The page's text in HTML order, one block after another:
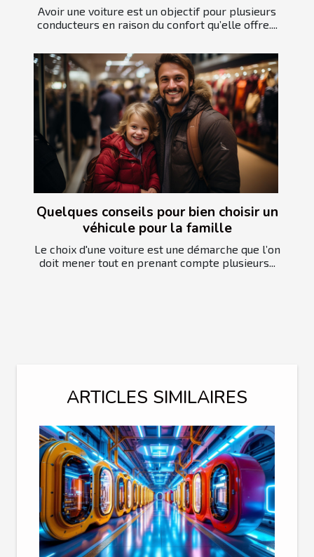
Avoir une voiture est un objectif pour plusieurs
conducteurs en raison du confort qu’elle offre....
Quelques conseils pour bien choisir un
véhicule pour la famille
Le choix d'une voiture est une démarche que l’on
doit mener tout en prenant compte plusieurs...
ARTICLES SIMILAIRES